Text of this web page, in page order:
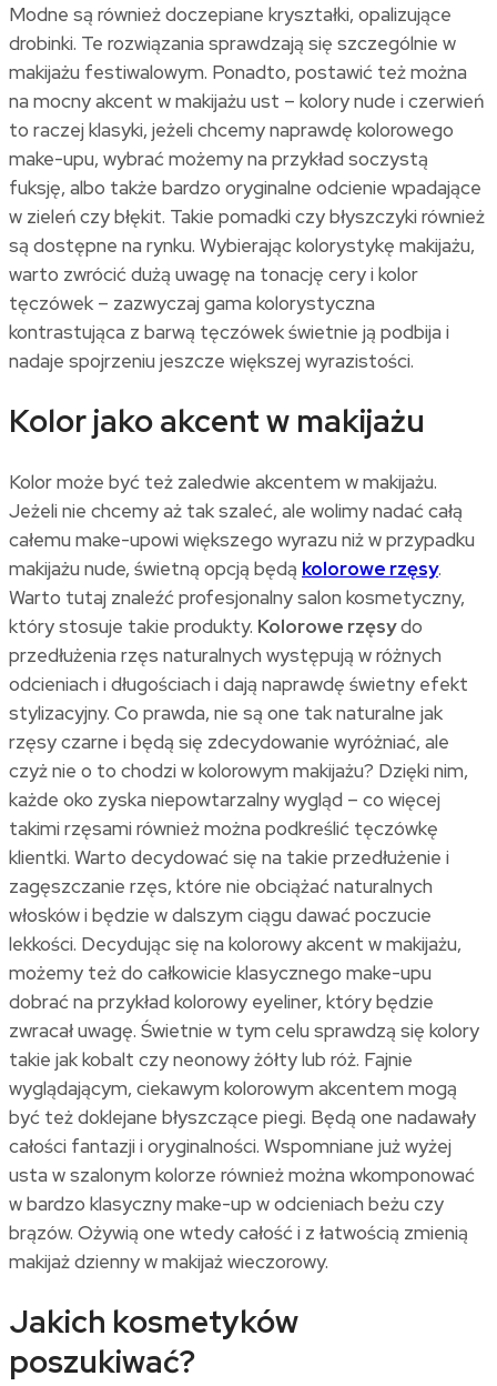
Modne są również doczepiane kryształki, opalizujące
drobinki. Te rozwiązania sprawdzają się szczególnie w
makijażu festiwalowym. Ponadto, postawić też można
na mocny akcent w makijażu ust – kolory nude i czerwień
to raczej klasyki, jeżeli chcemy naprawdę kolorowego
make-upu, wybrać możemy na przykład soczystą
fuksję, albo także bardzo oryginalne odcienie wpadające
w zieleń czy błękit. Takie pomadki czy błyszczyki również
są dostępne na rynku. Wybierając kolorystykę makijażu,
warto zwrócić dużą uwagę na tonację cery i kolor
tęczówek – zazwyczaj gama kolorystyczna
kontrastująca z barwą tęczówek świetnie ją podbija i
nadaje spojrzeniu jeszcze większej wyrazistości.
Kolor jako akcent w makijażu
Kolor może być też zaledwie akcentem w makijażu.
Jeżeli nie chcemy aż tak szaleć, ale wolimy nadać całą
całemu make-upowi większego wyrazu niż w przypadku
makijażu nude, świetną opcją będą kolorowe rzęsy.
Warto tutaj znaleźć profesjonalny salon kosmetyczny,
który stosuje takie produkty. Kolorowe rzęsydo
przedłużenia rzęs naturalnych występują w różnych
odcieniach i długościach i dają naprawdę świetny efekt
stylizacyjny. Co prawda, nie są one tak naturalne jak
rzęsy czarne i będą się zdecydowanie wyróżniać, ale
czyż nie o to chodzi w kolorowym makijażu? Dzięki nim,
każde oko zyska niepowtarzalny wygląd – co więcej
takimi rzęsami również można podkreślić tęczówkę
klientki. Warto decydować się na takie przedłużenie i
zagęszczanie rzęs, które nie obciążać naturalnych
włosków i będzie w dalszym ciągu dawać poczucie
lekkości. Decydując się na kolorowy akcent w makijażu,
możemy też do całkowicie klasycznego make-upu
dobrać na przykład kolorowy eyeliner, który będzie
zwracał uwagę. Świetnie w tym celu sprawdzą się kolory
takie jak kobalt czy neonowy żółty lub róż. Fajnie
wyglądającym, ciekawym kolorowym akcentem mogą
być też doklejane błyszczące piegi. Będą one nadawały
całości fantazji i oryginalności. Wspomniane już wyżej
usta w szalonym kolorze również można wkomponować
w bardzo klasyczny make-up w odcieniach beżu czy
brązów. Ożywią one wtedy całość i z łatwością zmienią
makijaż dzienny w makijaż wieczorowy.
Jakich kosmetyków
poszukiwać?